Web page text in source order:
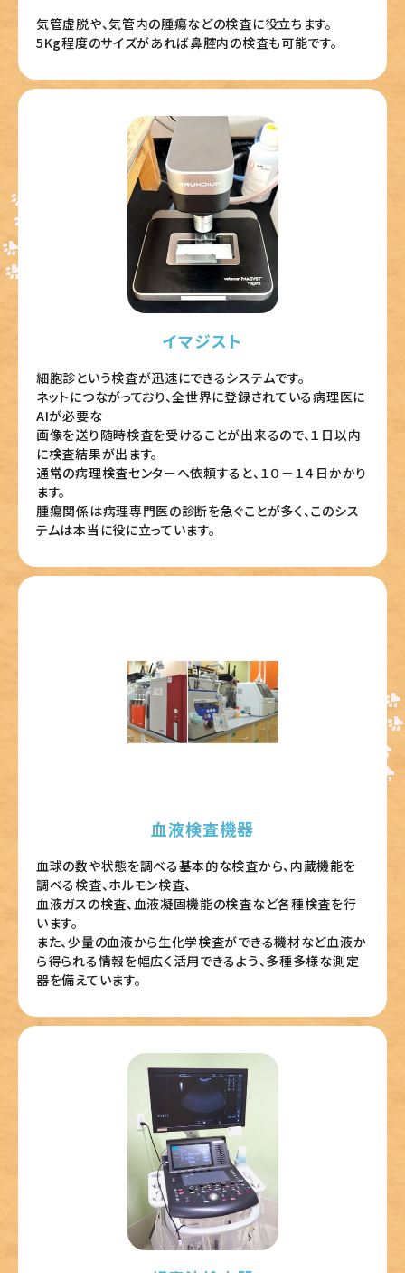
気管虚脱や、気管内の腫瘍などの検査に役立ちます。
5Kg程度のサイズがあれば鼻腔内の検査も可能です。
イマジスト
細胞診という検査が迅速にできるシステムです。
ネットにつながっており、全世界に登録されている病理医に
AIが必要な
画像を送り随時検査を受けることが出来るので、１日以内
に検査結果が出ます。
通常の病理検査センターへ依頼すると、１０－１４日かかり
ます。
腫瘍関係は病理専門医の診断を急ぐことが多く、このシス
テムは本当に役に立っています。
血液検査機器
血球の数や状態を調べる基本的な検査から、内蔵機能を
調べる検査、ホルモン検査、
血液ガスの検査、血液凝固機能の検査など各種検査を行
います。
また、少量の血液から生化学検査ができる機材など血液か
ら得られる情報を幅広く活用できるよう、多種多様な測定
器を備えています。